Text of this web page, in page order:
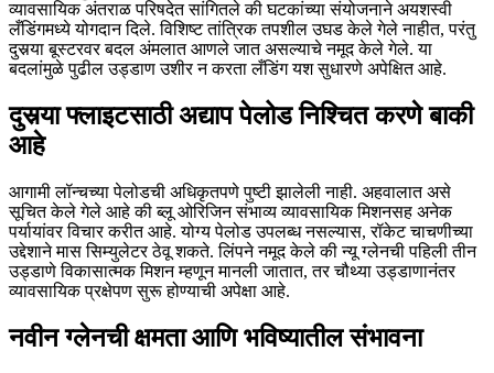
व्यावसायिक अंतराळ परिषदेत सांगितले की घटकांच्या संयोजनाने अयशस्वी
लँडिंगमध्ये योगदान दिले. विशिष्ट तांत्रिक तपशील उघड केले गेले नाहीत, परंतु
दुसर्‍या बूस्टरवर बदल अंमलात आणले जात असल्याचे नमूद केले गेले. या
बदलांमुळे पुढील उड्डाण उशीर न करता लँडिंग यश सुधारणे अपेक्षित आहे.
दुसर्‍या फ्लाइटसाठी अद्याप पेलोड निश्चित करणे बाकी
आहे
आगामी लॉन्चच्या पेलोडची अधिकृतपणे पुष्टी झालेली नाही. अहवालात असे
सूचित केले गेले आहे की ब्लू ओरिजिन संभाव्य व्यावसायिक मिशनसह अनेक
पर्यायांवर विचार करीत आहे. योग्य पेलोड उपलब्ध नसल्यास, रॉकेट चाचणीच्या
उद्देशाने मास सिम्युलेटर ठेवू शकते. लिंपने नमूद केले की न्यू ग्लेनची पहिली तीन
उड्डाणे विकासात्मक मिशन म्हणून मानली जातात, तर चौथ्या उड्डाणानंतर
व्यावसायिक प्रक्षेपण सुरू होण्याची अपेक्षा आहे.
नवीन ग्लेनची क्षमता आणि भविष्यातील संभावना